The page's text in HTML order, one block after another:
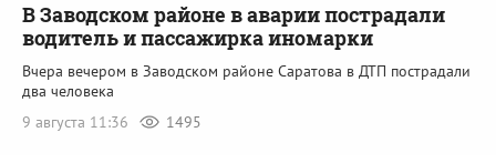
В Заводском районе в аварии пострадали
водитель и пассажирка иномарки
Вчера вечером в Заводском районе Саратова в ДТП пострадали
два человека
9 августа 11:36
1495